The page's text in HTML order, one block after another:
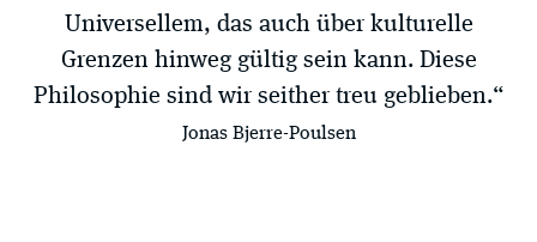
Universellem, das auch über kulturelle
Grenzen hinweg gültig sein kann. Diese
Philosophie sind wir seither treu geblieben.“
Jonas Bjerre-Poulsen